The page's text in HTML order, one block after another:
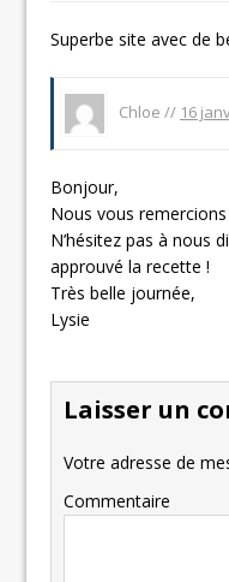
Superbe site avec de
Chloe // 16
Bonjour,
Nous vous
N’hésitez pas à nous
approuvé la recette !
Très belle journée,
Lysie
Laisser un
Votre adresse de
Commentaire